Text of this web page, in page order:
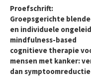
Proefschrift:
Groepsgerichte
en individuele
mindfulness-based
cognitieve therapie
mensen met kanker:
dan symptoomreductie